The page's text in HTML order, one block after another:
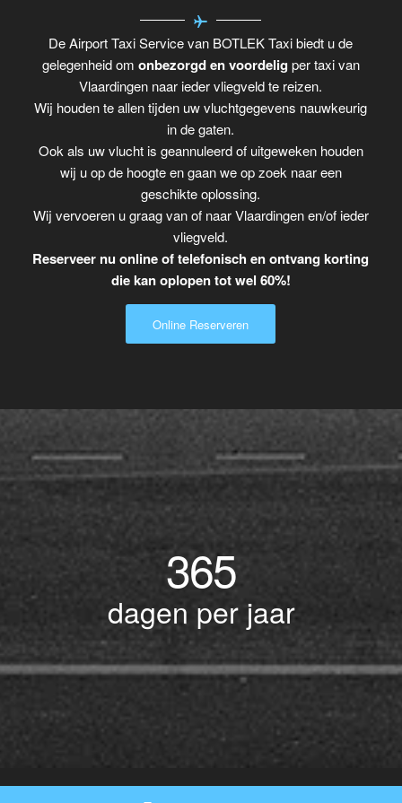
De Airport Taxi Service van BOTLEK Taxi biedt u de
gelegenheid om onbezorgd en voordelig per taxi van
Vlaardingen naar ieder vliegveld te reizen.
Wij houden te allen tijden uw vluchtgegevens nauwkeurig
in de gaten.
Ook als uw vlucht is geannuleerd of uitgeweken houden
wij u op de hoogte en gaan we op zoek naar een
geschikte oplossing.
Wij vervoeren u graag van of naar Vlaardingen en/of ieder
vliegveld.
Reserveer nu online of telefonisch en ontvang korting
die kan oplopen tot wel 60%!
Online Reserveren
365
dagen per jaar